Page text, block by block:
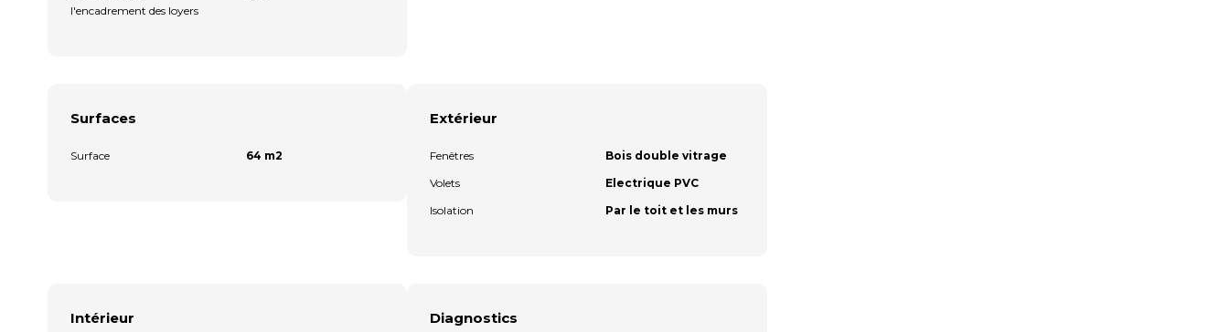
l'encadrement des loyers
Surfaces
Surface 64 m2
Extérieur
Fenêtres
Bois double vitrage
Volets
Electrique PVC
Isolation
Par le toit et les murs
Intérieur Diagnostics